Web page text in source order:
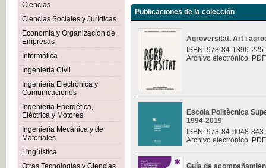
Ciencias
Ciencias Sociales y Jurídicas
Economía y Organización de
Empresas
Informática
Ingeniería Civil
Ingeniería Electrónica y
Comunicaciones
Ingeniería Energética,
Eléctrica y Motores
Ingeniería Mecánica y de
Materiales
Lingüística
Otras Tecnologías y Ciencias
Publicaciones de la colección
Agroversitat. Art i
ISBN: 978-84-1396-
Archivo electrónico.
Escola Politècnica
1994-2019
ISBN: 978-84-9048-
Archivo electrónico.
Guía de